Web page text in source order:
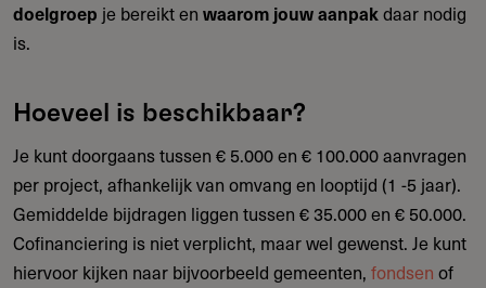
doelgroep je bereikt en waarom jouw aanpakdaar nodig
is.
Hoeveel is beschikbaar?
Je kunt doorgaans tussen € 5.000 en € 100.000 aanvragen
per project, afhankelijk van omvang en looptijd (1 -5 jaar).
Gemiddelde bijdragen liggen tussen € 35.000 en € 50.000.
Cofinanciering is niet verplicht, maar wel gewenst. Je kunt
hiervoor kijken naar bijvoorbeeld gemeenten, fondsen of